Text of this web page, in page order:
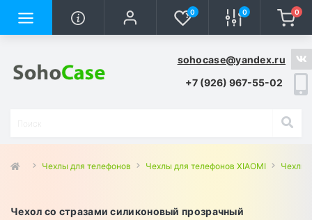
0 0 0
sohocase@yandex.ru
+7 (926) 967-55-02
Чехлы для телефонов Чехлы для телефонов XIAOMI Чехлы
Чехол со стразами силиконовый прозрачный